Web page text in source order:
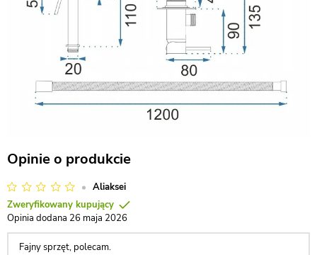
Opinie o produkcie
Fajny sprzęt, polecam.
Aliaksei
Zweryfikowany kupujący
Opinia dodana 26 maja 2026